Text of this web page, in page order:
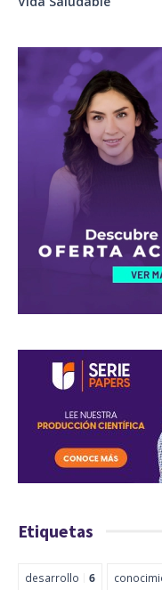
Etiquetas
desarrollo 6